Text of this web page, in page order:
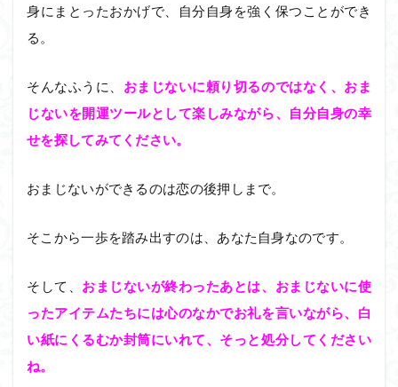
身にまとったおかげで、自分自身を強く保つことができ
る。
そんなふうに、 おまじないに頼り切るのではなく、おま
じないを開運ツールとして楽しみながら、自分自身の幸
せを探してみてください。
おまじないができるのは恋の後押しまで。
そこから一歩を踏み出すのは、あなた自身なのです。
そして、 おまじないが終わったあとは、おまじないに使
ったアイテムたちには心のなかでお礼を言いながら、白
い紙にくるむか封筒にいれて、そっと処分してください
ね。